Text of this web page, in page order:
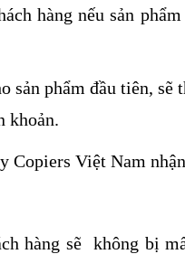
hàng nếu sản
phẩm đầu tiên, sẽ
khoản.
Việt Nam
hàng sẽ không bị